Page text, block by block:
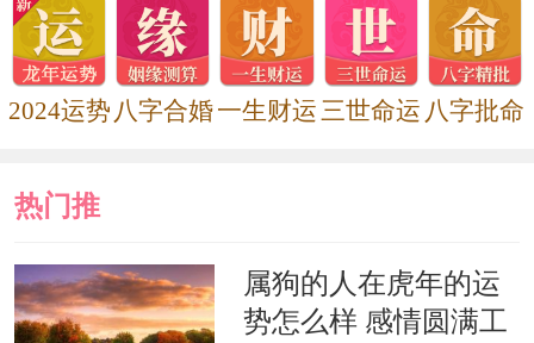
区、山西省长治以及辽宁省阜新等地。
三、历史名人
暴 显：北齐时候的大将军，马上功夫极
军。后来又封为定阳王。
长治）人，洪武年间由国卫生授大理司
务，曾任刑部右侍郎、左都御史、刑部
2024运势 八字合婚一生财运三世命运 八字批命
热门推
荐
属狗的人在虎年的运
势怎么样 感情圆满工